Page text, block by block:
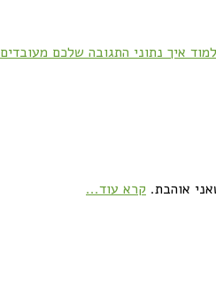
איך נתוני התגובה שלכם מעובדים
אוהבת. קרא עוד...